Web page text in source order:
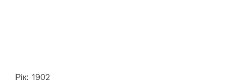
Рік: 1902